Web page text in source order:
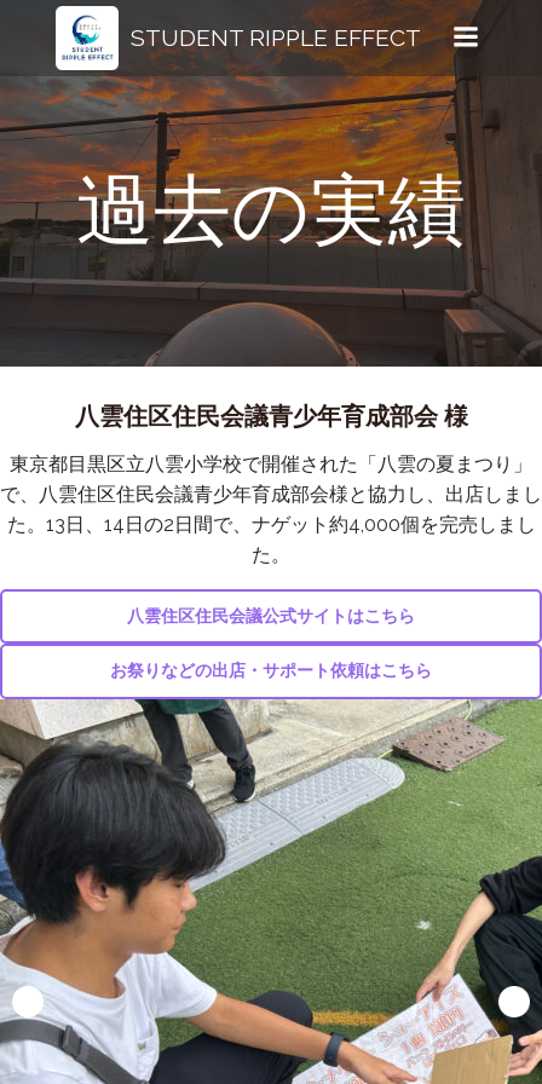
ン
テ
ン
ツ
へ
ス
キ
ッ
STUDENT RIPPLE EFFECT
過去の実績
八雲住区住民会議青少年育成部会 様
東京都目黒区立八雲小学校で開催された「八雲の夏まつり」
で、八雲住区住民会議青少年育成部会様と協力し、出店しまし
た。13日、14日の2日間で、ナゲット約4,000個を完売しまし
た。
八雲住区住民会議公式サイトはこちら
お祭りなどの出店・サポート依頼はこちら